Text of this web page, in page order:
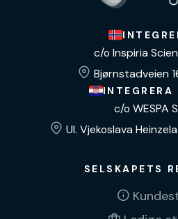
c/o Inspiria
Bjørnstadveien
INTEGRERA
c/o WESPA
Ul. Vjekoslava
SELSKAPETS